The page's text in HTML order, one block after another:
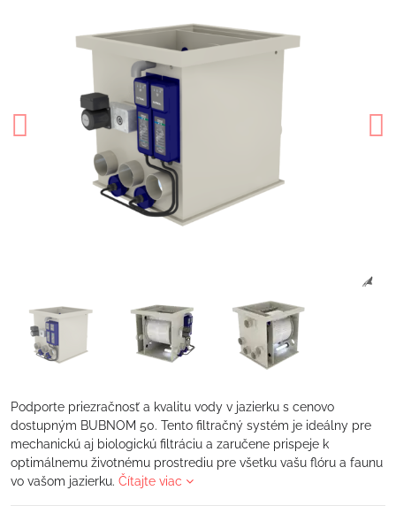
Podporte priezračnosť a kvalitu vody v jazierku s cenovo
dostupným BUBNOM 50. Tento filtračný systém je ideálny pre
mechanickú aj biologickú filtráciu a zaručene prispeje k
optimálnemu životnému prostrediu pre všetku vašu flóru a faunu
vo vašom jazierku. Čítajte viac